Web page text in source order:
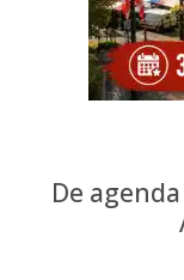
De